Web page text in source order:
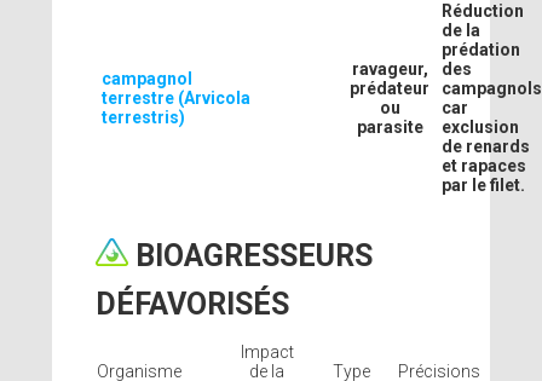
campagnol
terrestre (Arvicola
terrestris)
ravageur,
prédateur
ou
parasite
Réduction
de la
prédation
des
campagnols
car
exclusion
de renards
et rapaces
par le filet.
BIOAGRESSEURS
DÉFAVORISÉS
Organisme
Impact
de la
Type Précisions